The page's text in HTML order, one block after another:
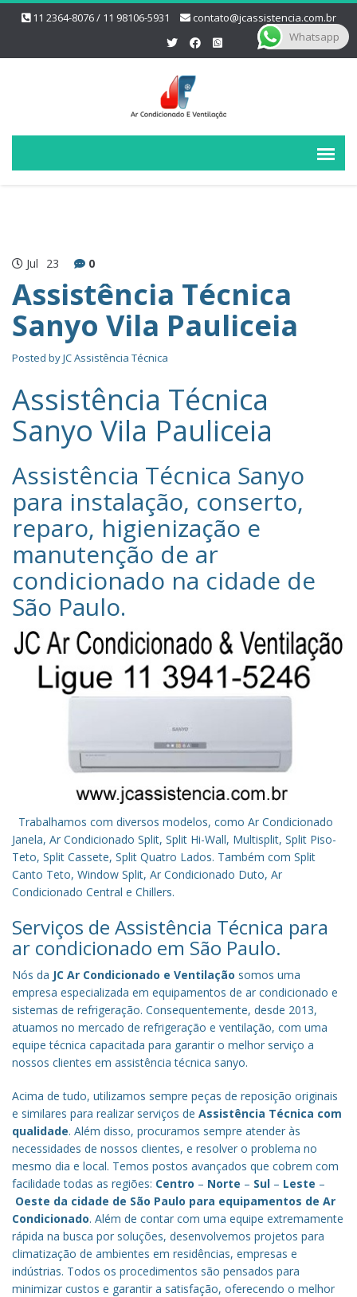
11 2364-8076 / 11 98106-5931 contato@jcassistencia.com.br
Jul 23 0
Assistência Técnica
Sanyo Vila Pauliceia
Posted byJC Assistência Técnica
Assistência Técnica
Sanyo Vila Pauliceia
Assistência Técnica Sanyo‎
para instalação, conserto,
reparo, higienização e
manutenção de ar
condicionado na cidade de
São Paulo.
Trabalhamos com diversos modelos, como Ar Condicionado
Janela, Ar Condicionado Split, Split Hi-Wall, Multisplit, Split Piso-
Teto, Split Cassete, Split Quatro Lados. Também com Split
Canto Teto, Window Split, Ar Condicionado Duto, Ar
Condicionado Central e Chillers.
Serviços de Assistência Técnica para
ar condicionado em São Paulo.
Nós da JC Ar Condicionado e Ventilação somos uma
empresa especializada em equipamentos de ar condicionado e
sistemas de refrigeração. Consequentemente, desde 2013,
atuamos no mercado de refrigeração e ventilação, com uma
equipe técnica capacitada para garantir o melhor serviço a
nossos clientes em assistência técnica sanyo.
Acima de tudo, utilizamos sempre peças de reposição originais
e similares para realizar serviços de Assistência Técnica com
qualidade. Além disso, procuramos sempre atender às
necessidades de nossos clientes, e resolver o problema no
mesmo dia e local. Temos postos avançados que cobrem com
facilidade todas as regiões: Centro – Norte – Sul – Leste –
Oeste da cidade de São Paulo para equipamentos de Ar
Condicionado. Além de contar com uma equipe extremamente
rápida na busca por soluções, desenvolvemos projetos para
climatização de ambientes em residências, empresas e
indústrias. Todos os procedimentos são pensados para
minimizar custos e garantir a satisfação, oferecendo o melhor
Whatsapp